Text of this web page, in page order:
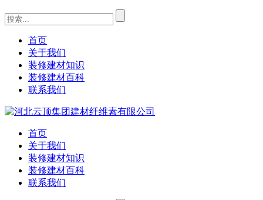
首页
关于我们
装修建材知识
装修建材百科
联系我们
首页
关于我们
装修建材知识
装修建材百科
联系我们